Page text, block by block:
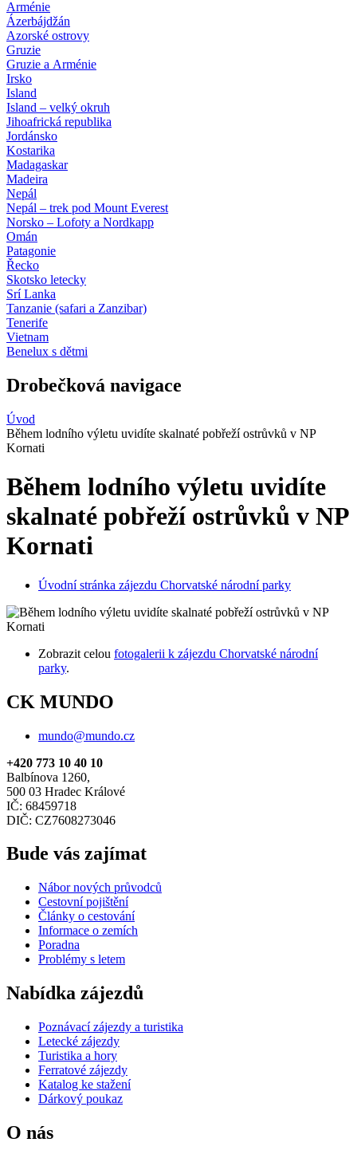
Arménie
Ázerbájdžán
Azorské ostrovy
Gruzie
Gruzie a Arménie
Irsko
Island
Island – velký okruh
Jihoafrická republika
Jordánsko
Kostarika
Madagaskar
Madeira
Nepál
Nepál – trek pod Mount Everest
Norsko – Lofoty a Nordkapp
Omán
Patagonie
Řecko
Skotsko letecky
Srí Lanka
Tanzanie (safari a Zanzibar)
Tenerife
Vietnam
Benelux s dětmi
Drobečková navigace
Úvod
Během lodního výletu uvidíte skalnaté pobřeží ostrůvků v NP
Kornati
Během lodního výletu uvidíte
skalnaté pobřeží ostrůvků v NP
Kornati
Úvodní stránka zájezdu Chorvatské národní parky
Zobrazit celou fotogalerii k zájezdu Chorvatské národní
parky.
CK MUNDO
mundo@mundo.cz
+420 773 10 40 10
Balbínova 1260,
500 03 Hradec Králové
IČ: 68459718
DIČ: CZ7608273046
Bude vás zajímat
Nábor nových průvodců
Cestovní pojištění
Články o cestování
Informace o zemích
Poradna
Problémy s letem
Nabídka zájezdů
Poznávací zájezdy a turistika
Letecké zájezdy
Turistika a hory
Ferratové zájezdy
Katalog ke stažení
Dárkový poukaz
O nás